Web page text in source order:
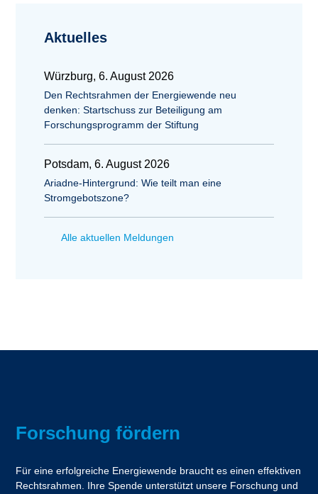
Aktuelles
Würzburg, 6. August 2026
Den Rechtsrahmen der Energiewende neu
denken: Startschuss zur Beteiligung am
Forschungsprogramm der Stiftung
Potsdam, 6. August 2026
Ariadne-Hintergrund: Wie teilt man eine
Stromgebotszone?
Alle aktuellen Meldungen
Forschung fördern
Für eine erfolgreiche Energiewende braucht es einen effektiven
Rechtsrahmen. Ihre Spende unterstützt unsere Forschung und